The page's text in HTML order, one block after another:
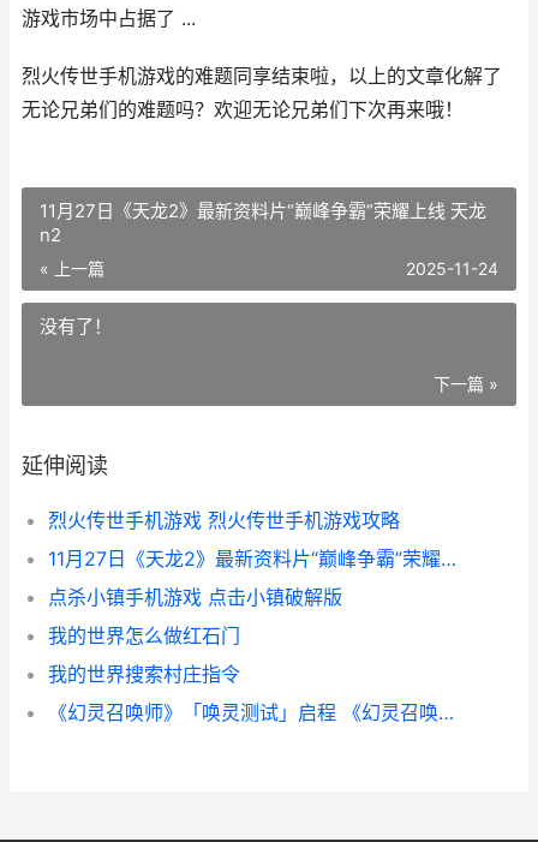
游戏市场中占据了 ...
烈火传世手机游戏的难题同享结束啦，以上的文章化解了
无论兄弟们的难题吗？欢迎无论兄弟们下次再来哦！
11月27日《天龙2》最新资料片“巅峰争霸”荣耀上线 天龙
n2
« 上一篇 2025-11-24
没有了！
下一篇 »
延伸阅读
烈火传世手机游戏 烈火传世手机游戏攻略
11月27日《天龙2》最新资料片“巅峰争霸”荣耀上线 天龙n2
点杀小镇手机游戏 点击小镇破解版
我的世界怎么做红石门
我的世界搜索村庄指令
《幻灵召唤师》「唤灵测试」启程 《幻灵召唤师》免费阅读